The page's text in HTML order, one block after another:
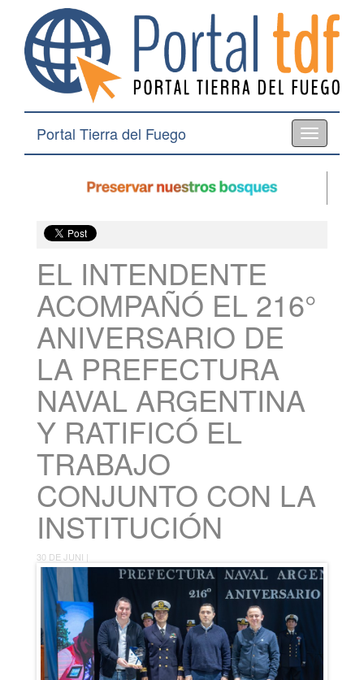
Toggle
navigation
Portal Tierra del Fuego
EL INTENDENTE
ACOMPAÑÓ EL 216°
ANIVERSARIO DE
LA PREFECTURA
NAVAL ARGENTINA
Y RATIFICÓ EL
TRABAJO
CONJUNTO CON LA
INSTITUCIÓN
30 DE JUNI |